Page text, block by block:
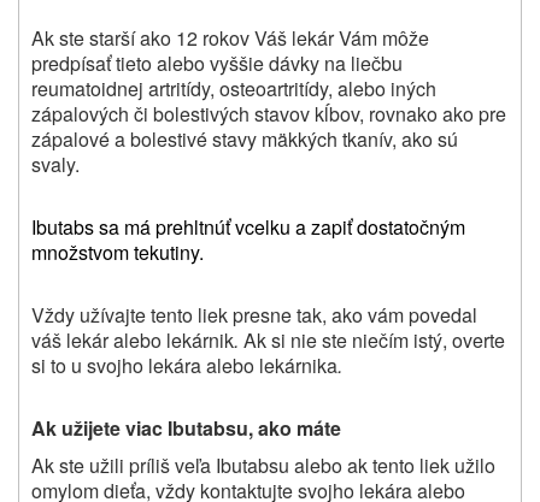
Ak ste starší ako 12 rokov Váš lekár Vám môže
predpísať tieto alebo vyššie dávky na liečbu
reumatoidnej artritídy, osteoartritídy, alebo iných
zápalových či bolestivých stavov kĺbov, rovnako ako pre
zápalové a bolestivé stavy mäkkých tkanív, ako sú
svaly.
Ibutabs sa má prehltnúť vcelku a zapiť dostatočným
množstvom tekutiny.
Vždy užívajte tento liek presne tak, ako vám povedal
váš lekár alebo lekárnik. Ak si nie ste niečím istý, overte
si to u svojho lekára alebo lekárnika.
Ak užijete viac Ibutabsu, ako máte
Ak ste užili príliš veľa Ibutabsu alebo ak tento liek užilo
omylom dieťa, vždy kontaktujte svojho lekára alebo